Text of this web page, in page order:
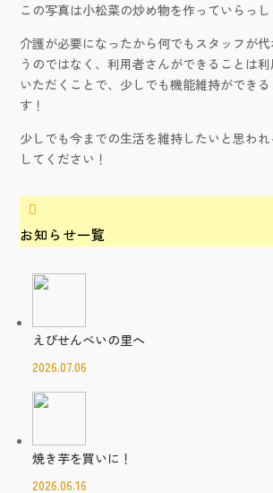
この写真は小松菜の炒め物を作っていらっし
介護が必要になったから何でもスタッフが
うのではなく、利用者さんができることは
いただくことで、少しでも機能維持ができ
す！
少しでも今までの生活を維持したいと思わ
してください！

お知らせ一覧
えびせんべいの里へ
2026.07.06
焼き芋を買いに！
2026.06.16